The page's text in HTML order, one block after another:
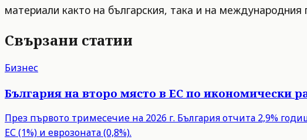
материали както на българския, така и на международния
Свързани статии
Бизнес
България на второ място в ЕС по икономически
През първото тримесечие на 2026 г. България отчита 2,9%
ЕС (1%) и еврозоната (0,8%).